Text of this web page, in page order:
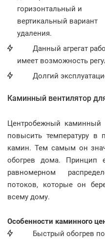
горизонтальный и
вертикальный вариант
удаления.
Данный агрегат
имеет возможность
Долгий
Каминный вентилятор
Центробежный каминный
повысить температуру в
камин. Тем самым он
обогрев дома. Принцип
равномерном
потоков, которые он
всему дому.
Особенности каминного
Быстрый обогрев